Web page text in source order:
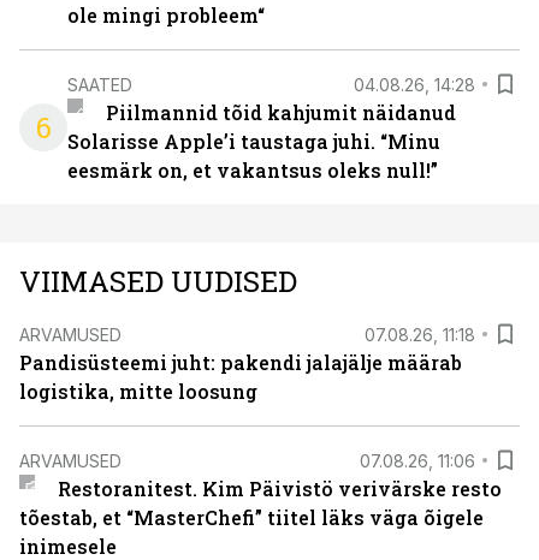
ole mingi probleem“
6
SAATED 04.08.26, 14:28
Piilmannid tõid kahjumit näidanud
Solarisse Apple’i taustaga juhi. “Minu
eesmärk on, et vakantsus oleks null!”
VIIMASED UUDISED
ARVAMUSED 07.08.26, 11:18
Pandisüsteemi juht: pakendi jalajälje määrab
logistika, mitte loosung
ARVAMUSED 07.08.26, 11:06
Restoranitest. Kim Päivistö verivärske resto
tõestab, et “MasterChefi” tiitel läks väga õigele
inimesele